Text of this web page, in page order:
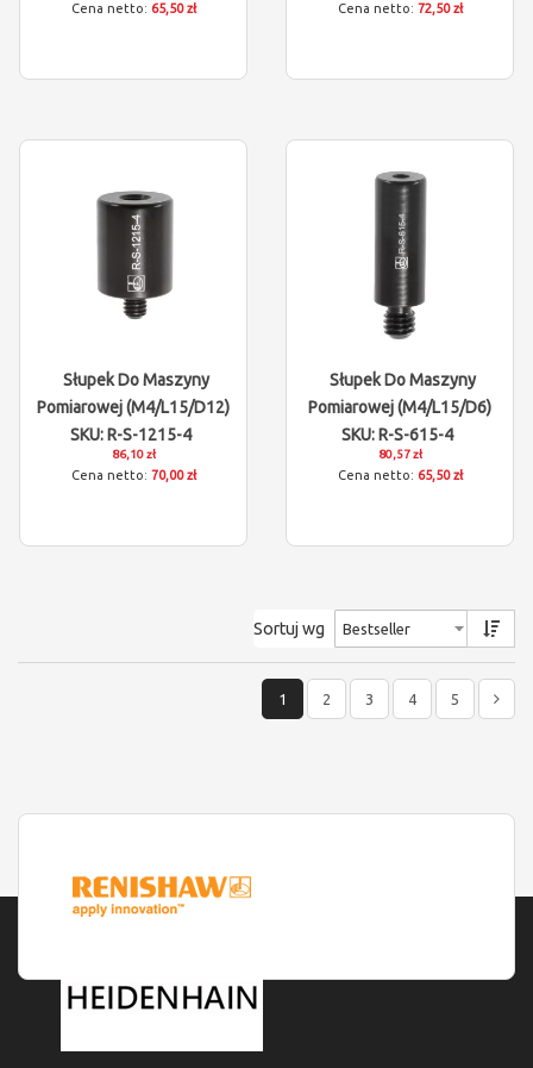
65,50 zł 72,50 zł
Słupek Do Maszyny
Pomiarowej (M4/L15/D12)
SKU: R-S-1215-4
86,10 zł
70,00 zł
Słupek Do Maszyny
Pomiarowej (M4/L15/D6)
SKU: R-S-615-4
80,57 zł
65,50 zł
Sortuj wg
1 2 3 4 5